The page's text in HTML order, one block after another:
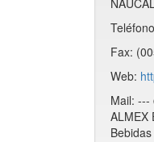
Fax:
Web:
Mail: ---
ALMEX